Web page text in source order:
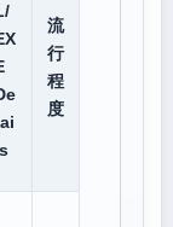
流
行
程
度